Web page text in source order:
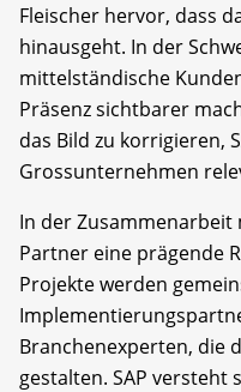
Fleischer hervor, dass
hinausgeht. In der
mittelständische
Präsenz sichtbarer
das Bild zu korrigieren,
Grossunternehmen
In der
Partner eine prägende
Projekte werden
Branchenexperten, die
gestalten. SAP versteht